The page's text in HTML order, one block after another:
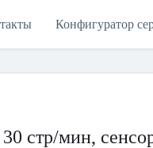
Конфигуратор
стр/мин,